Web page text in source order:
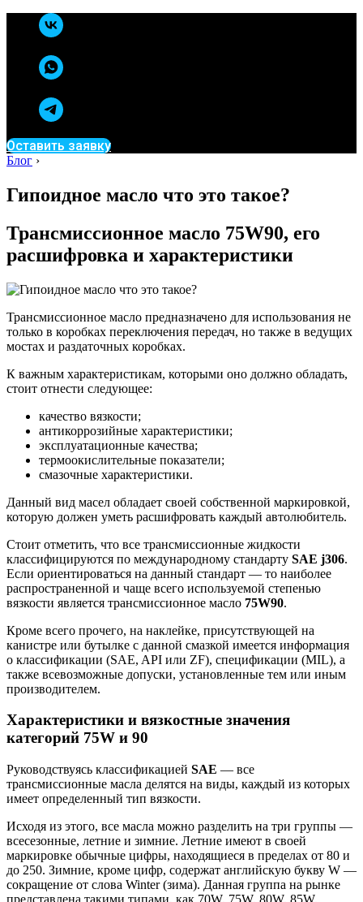
Оставить заявку
Блог ›
Гипоидное масло что это такое?
Трансмиссионное масло 75W90, его
расшифровка и характеристики
Трансмиссионное масло предназначено для использования не
только в коробках переключения передач, но также в ведущих
мостах и раздаточных коробках.
К важным характеристикам, которыми оно должно обладать,
стоит отнести следующее:
качество вязкости;
антикоррозийные характеристики;
эксплуатационные качества;
термоокислительные показатели;
смазочные характеристики.
Данный вид масел обладает своей собственной маркировкой,
которую должен уметь расшифровать каждый автолюбитель.
Стоит отметить, что все трансмиссионные жидкости
классифицируются по международному стандарту SAE j306.
Если ориентироваться на данный стандарт — то наиболее
распространенной и чаще всего используемой степенью
вязкости является трансмиссионное масло 75W90.
Кроме всего прочего, на наклейке, присутствующей на
канистре или бутылке с данной смазкой имеется информация
о классификации (SAE, API или ZF), спецификации (MIL), а
также всевозможные допуски, установленные тем или иным
производителем.
Характеристики и вязкостные значения
категорий 75W и 90
Руководствуясь классификацией SAE — все
трансмиссионные масла делятся на виды, каждый из которых
имеет определенный тип вязкости.
Исходя из этого, все масла можно разделить на три группы —
всесезонные, летние и зимние. Летние имеют в своей
маркировке обычные цифры, находящиеся в пределах от 80 и
до 250. Зимние, кроме цифр, содержат английскую букву W —
сокращение от слова Winter (зима). Данная группа на рынке